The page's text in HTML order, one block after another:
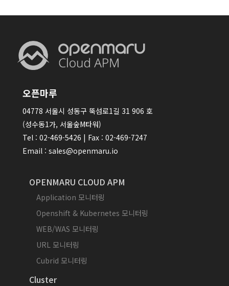
오픈마루
04778 서울시 성동구 뚝섬로1길 31 906 호
(성수동1가, 서울숲M타워)
Tel : 02-469-5426 | Fax : 02-469-7247
Email : sales@openmaru.io
OPENMARU CLOUD APM
Application 모니터링
Openshift & Kubernetes 모니터링
WEB/WAS 모니터링
URL 모니터링
Cubrid 모니터링
Cluster